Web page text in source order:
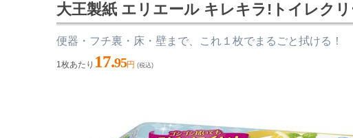
大王製紙 エリエール キレキラ!トイレク
便器・フチ裏・床・壁まで、これ１枚でまるごと拭ける！
1枚あたり 17.95円 (税込)